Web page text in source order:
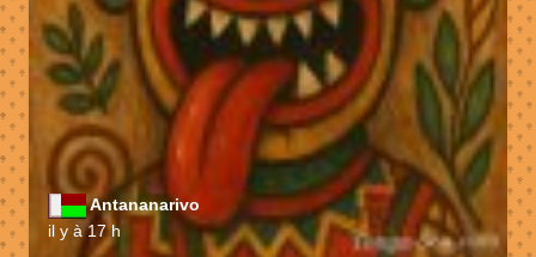
Antananarivo
il y à 17 h